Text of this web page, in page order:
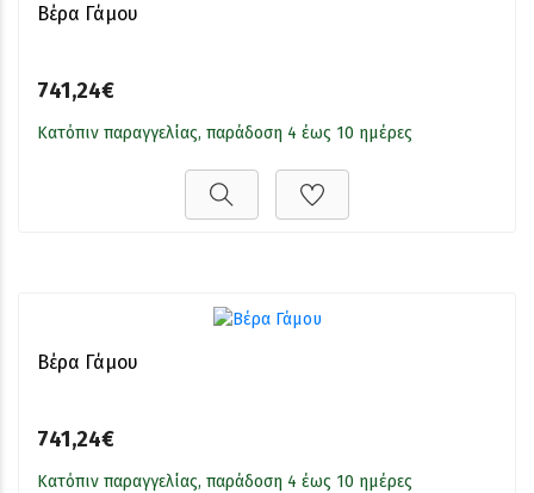
Βέρα Γάμου
741,24€
Κατόπιν παραγγελίας, παράδοση 4 έως 10 ημέρες
Βέρα Γάμου
741,24€
Κατόπιν παραγγελίας, παράδοση 4 έως 10 ημέρες